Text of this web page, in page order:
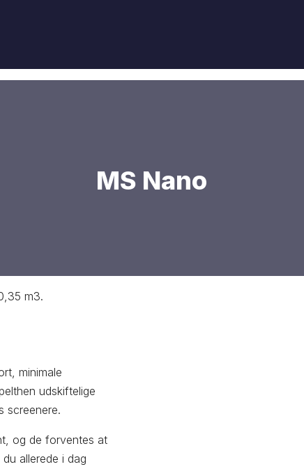
MS Nano
m3.
minimale
udskiftelige
screenere.
og de forventes at
allerede i dag